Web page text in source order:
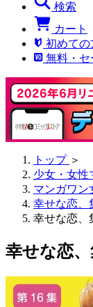
検索
カート
初めての
無料・セ
トップ ＞
少女・女性
マンガワン
幸せな恋、
幸せな恋、
幸せな恋